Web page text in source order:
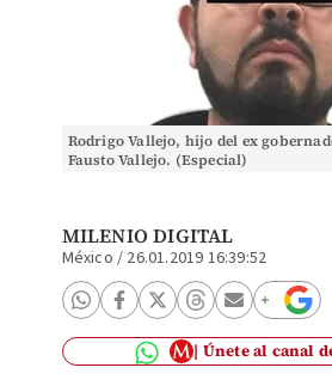
Rodrigo Vallejo, hijo del ex
Fausto Vallejo. (Especial)
MILENIO DIGITAL
México / 26.01.2019 16:39:52
Únete al canal